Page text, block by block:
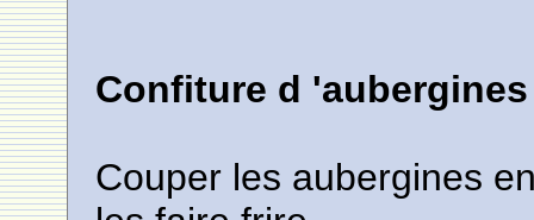
Confiture d
Couper les aubergines